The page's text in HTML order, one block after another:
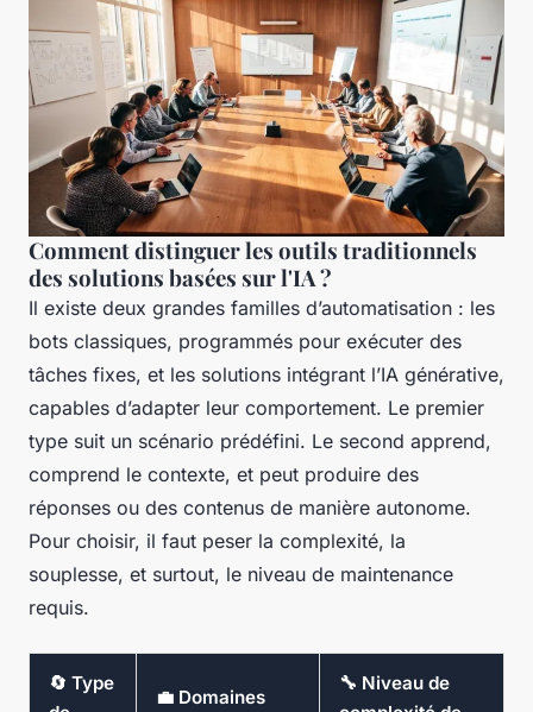
Comment distinguer les outils traditionnels
des solutions basées sur l'IA ?
Il existe deux grandes familles d’automatisation : les
bots classiques, programmés pour exécuter des
tâches fixes, et les solutions intégrant l’IA générative,
capables d’adapter leur comportement. Le premier
type suit un scénario prédéfini. Le second apprend,
comprend le contexte, et peut produire des
réponses ou des contenus de manière autonome.
Pour choisir, il faut peser la complexité, la
souplesse, et surtout, le niveau de maintenance
requis.
🔄 Type
💼 Domaines
🔧 Niveau de